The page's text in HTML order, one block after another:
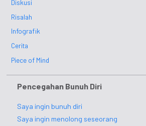
Diskusi
Risalah
Infografik
Cerita
Piece of Mind
Pencegahan Bunuh Diri
Saya ingin bunuh diri
Saya ingin menolong seseorang